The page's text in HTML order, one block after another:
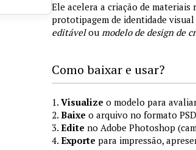
Ele acelera a criação de materiais
prototipagem de identidade
editávelou modelo de design de
Como baixar e usar?
1. Visualize o modelo para
2. Baixe o arquivo no formato
3. Edite no Adobe Photoshop
4. Exporte para impressão,